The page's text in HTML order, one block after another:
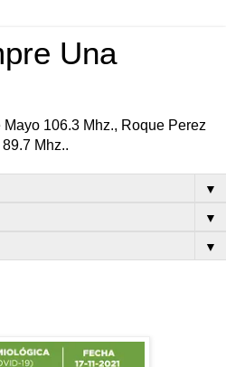
Una
106.3 Mhz., Roque Perez
Mhz..
▼
▼
▼